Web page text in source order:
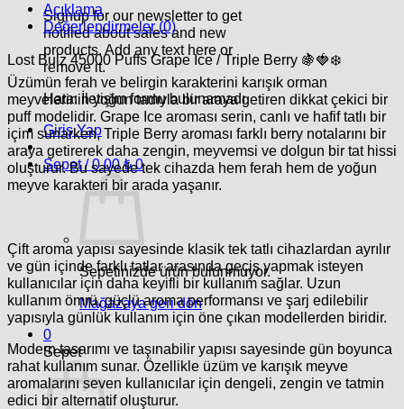
Signup for our newsletter to get
notified about sales and new
products. Add any text here or
remove it.
Hata:İletişim formu bulunamadı.
Giriş Yap
Sepet /0.00₺ 0
Sepetinizde ürün bulunmuyor.
Mağazaya geri dön
0
Sepet
Açıklama
Değerlendirmeler (0)
Lost Bulz 45000 Puffs Grape Ice / Triple Berry 🍇🍓❄️
Üzümün ferah ve belirgin karakterini karışık orman
meyvelerinin yoğun tadıyla bir araya getiren dikkat çekici bir
puff modelidir. Grape Ice aroması serin, canlı ve hafif tatlı bir
içim sunarken,Triple Berry aroması farklı berry notalarını bir
araya getirerek daha zengin, meyvemsi ve dolgun bir tat hissi
oluşturur. Bu sayede tek cihazda hem ferah hem de yoğun
meyve karakteri bir arada yaşanır.
Çift aroma yapısı sayesinde klasik tek tatlı cihazlardan ayrılır
ve gün içinde farklı tatlar arasında geçiş yapmak isteyen
kullanıcılar için daha keyifli bir kullanım sağlar. Uzun
kullanım ömrü, güçlü aroma performansı ve şarj edilebilir
yapısıyla günlük kullanım için öne çıkan modellerden biridir.
Modern tasarımı ve taşınabilir yapısı sayesinde gün boyunca
rahat kullanım sunar. Özellikle üzüm ve karışık meyve
aromalarını seven kullanıcılar için dengeli, zengin ve tatmin
edici bir alternatif oluşturur.